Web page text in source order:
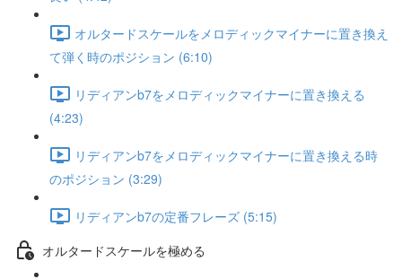
オルタードスケールをメロディックマイナーに置き換え
て弾く時のポジション (6:10)
リディアンb7をメロディックマイナーに置き換える
(4:23)
リディアンb7をメロディックマイナーに置き換える時
のポジション (3:29)
リディアンb7の定番フレーズ (5:15)
オルタードスケールを極める